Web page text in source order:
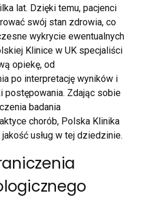
lat. Dzięki temu, pacjenci
swój stan zdrowia, co
wykrycie ewentualnych
Klinice w UK specjaliści
opiekę, od
po interpretację wyników i
postępowania. Zdając sobie
badania
chorób, Polska Klinika
usług w tej dziedzinie.